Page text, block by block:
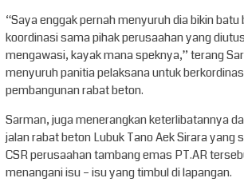
“Saya enggak pernah menyuruh dia bikin batu
koordinasi sama pihak perusaahan yang
mengawasi, kayak mana speknya,” terang
menyuruh panitia pelaksana untuk
pembangunan rabat beton.
Sarman, juga menerangkan keterlibatannya
jalan rabat beton Lubuk Tano Aek Sirara yang
CSR perusaahan tambang emas PT.AR
menangani isu – isu yang timbul di lapangan.